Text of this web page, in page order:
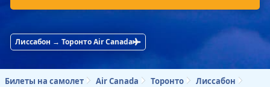
Лиссабон → Торонто Air Canada
Билеты на самолет Air Canada Торонто
Лиссабон